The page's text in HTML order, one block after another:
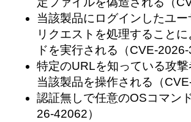
当該製品にログインしたユ
リクエストを処理すること
ドを実行される（CVE-
特定のURLを知っている攻
当該製品を操作される（
認証無しで任意のOSコマン
26-42062）